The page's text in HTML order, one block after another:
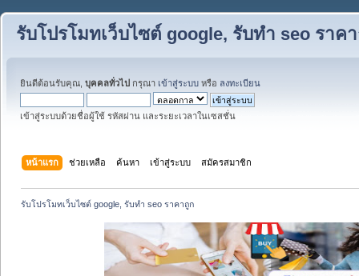
รับโปรโมทเว็บไซต์ google, รับทำ seo ราค
ยินดีต้อนรับคุณ, บุคคลทั่วไป กรุณา เข้าสู่ระบบ หรือ ลงทะเบียน
เข้าสู่ระบบด้วยชื่อผู้ใช้ รหัสผ่าน และระยะเวลาในเซสชั่น
หน้าแรก ช่วยเหลือ ค้นหา เข้าสู่ระบบ สมัครสมาชิก
รับโปรโมทเว็บไซต์ google, รับทำ seo ราคาถูก